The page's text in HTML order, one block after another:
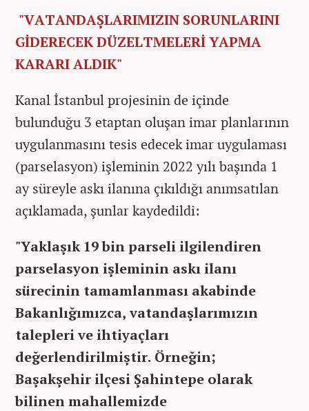
"VATANDAŞLARIMIZIN SORUNLARINI
GİDERECEK DÜZELTMELERİ YAPMA
KARARI ALDIK"
Kanal İstanbul projesinin de içinde
bulunduğu 3 etaptan oluşan imar planlarının
uygulanmasını tesis edecek imar uygulaması
(parselasyon) işleminin 2022 yılı başında 1
ay süreyle askı ilanına çıkıldığı anımsatılan
açıklamada, şunlar kaydedildi:
"Yaklaşık 19 bin parseli ilgilendiren
parselasyon işleminin askı ilanı
sürecinin tamamlanması akabinde
Bakanlığımızca, vatandaşlarımızın
talepleri ve ihtiyaçları
değerlendirilmiştir. Örneğin;
Başakşehir ilçesi Şahintepe olarak
bilinen mahallemizde